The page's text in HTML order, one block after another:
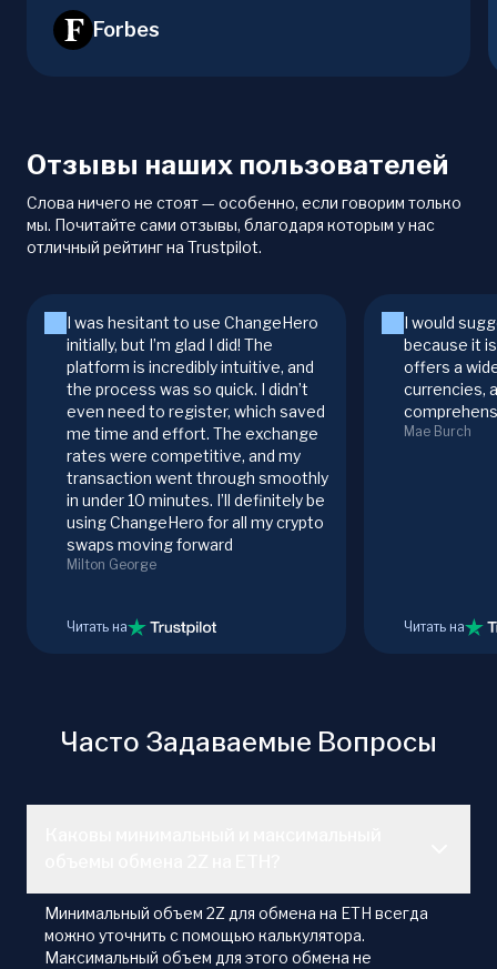
Forbes
Отзывы наших пользователей
Слова ничего не стоят — особенно, если говорим только
мы. Почитайте сами отзывы, благодаря которым у нас
отличный рейтинг на Trustpilot.
I was hesitant to use ChangeHero
initially, but I’m glad I did! The
platform is incredibly intuitive, and
the process was so quick. I didn’t
even need to register, which saved
me time and effort. The exchange
rates were competitive, and my
transaction went through smoothly
in under 10 minutes. I’ll definitely be
using ChangeHero for all my crypto
swaps moving forward
Milton George
Читать на
I would
because it
offers a
currencies,
Mae Burch
Читать на
Часто Задаваемые Вопросы
Минимальный объем 2Z для обмена на ETH всегда
можно уточнить с помощью калькулятора.
Максимальный объем для этого обмена не